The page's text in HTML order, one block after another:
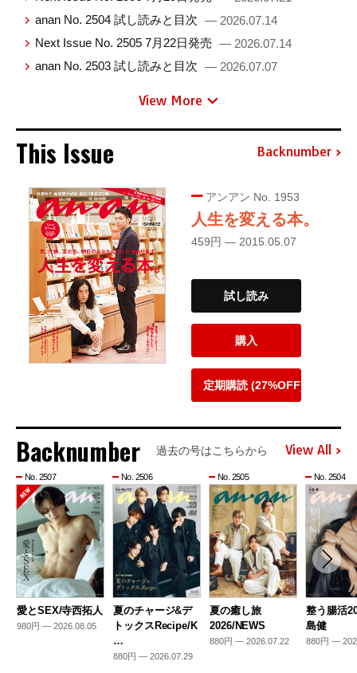
anan No. 2504 試し読みと目次 — 2026.07.14
Next Issue No. 2505 7月22日発売 — 2026.07.14
anan No. 2503 試し読みと目次 — 2026.07.07
View More
This Issue Backnumber
アンアン No. 1953
人生を変える本。
459円 — 2015.05.07
試し読み
購入
定期購読 (27%OFF)
Backnumber 過去の号はこちらから View All
No. 2507
愛とSEX/寺西拓人
980円 — 2026.08.05
No. 2506
夏のチャージ&デ
トックスRecipe/K
…
880円 — 2026.07.29
No. 2505
夏の癒し旅
2026/NEWS
880円 — 2026.07.22
No. 2504
整う腸活
島健
880円 —